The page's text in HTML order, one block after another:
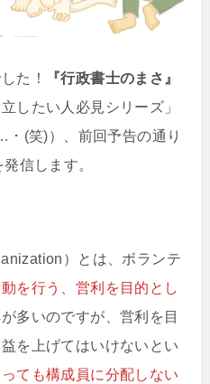
た！
『行政書士のまさ』
したい人必見シリーズ」
(笑)）、前回予告の通り
信します。
）とは、ボランテ
を行う、営利を目的とし
多いのですが、営利を目
を上げてはいけないとい
ても構成員に分配しない